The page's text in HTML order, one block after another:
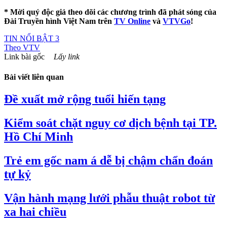
* Mời quý độc giả theo dõi các chương trình đã phát sóng của
Đài Truyền hình Việt Nam trên TV Online và VTVGo!
TIN NỔI BẬT 3
Theo VTV
Link bài gốc
Lấy link
Bài viết liên quan
Đề xuất mở rộng tuổi hiến tạng
Kiểm soát chặt nguy cơ dịch bệnh tại TP.
Hồ Chí Minh
Trẻ em gốc nam á dễ bị chậm chẩn đoán
tự kỷ
Vận hành mạng lưới phẫu thuật robot từ
xa hai chiều